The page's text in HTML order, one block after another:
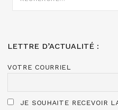
LETTRE D’ACTUALITÉ :
VOTRE COURRIEL
JE SOUHAITE RECEVOIR